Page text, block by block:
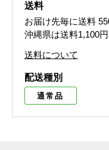
送料
お届け先毎に送料
沖縄県は送料1,100
送料について
配送種別
通常品